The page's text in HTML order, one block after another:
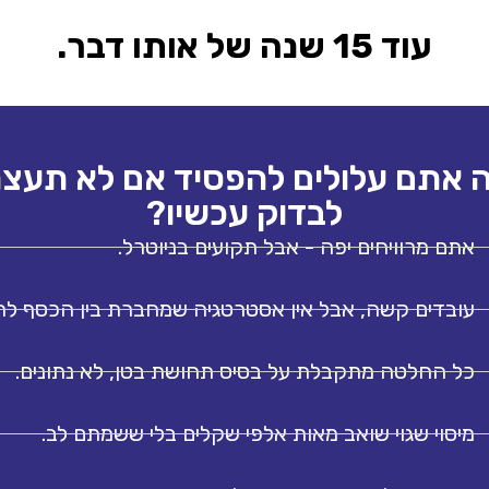
עוד 15 שנה של אותו דבר.
אתם עלולים להפסיד אם לא
לבדוק עכשיו?
אתם מרוויחים יפה - אבל תקועים בניוטרל.
עובדים קשה, אבל אין אסטרטגיה שמחברת בין הכסף
כל החלטה מתקבלת על בסיס תחושת בטן, לא נתונים.
מיסוי שגוי שואב מאות אלפי שקלים בלי ששמתם לב.